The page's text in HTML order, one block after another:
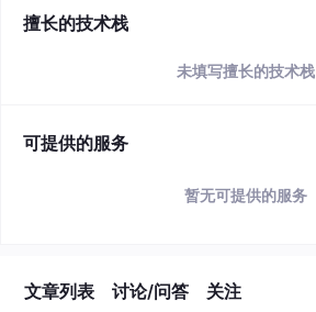
擅长的技术栈
未填写擅长的技术栈
可提供的服务
暂无可提供的服务
文章列表 讨论/问答 关注